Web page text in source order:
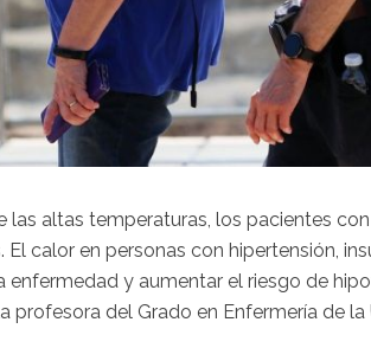
las altas temperaturas, los pacientes con
El calor en personas con hipertensión,
enfermedad y aumentar el riesgo de
profesora del Grado en Enfermería de